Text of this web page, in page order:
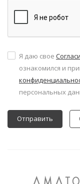
Я даю свое
ознакомился и
персональных